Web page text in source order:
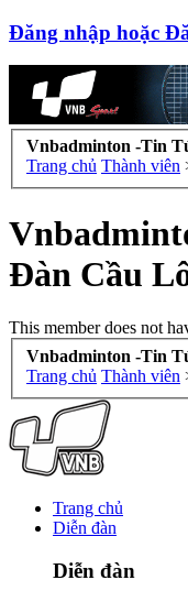
Đăng nhập hoặc
Vnbadminton -Tin
Trang chủ Thành viên
Đàn Cầu
This member does not
Vnbadminton -Tin
Trang chủ Thành viên
Trang chủ
Diễn đàn
Diễn đàn